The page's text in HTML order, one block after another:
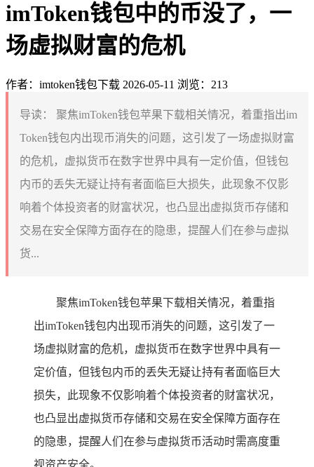
imToken钱包中的币没了，一
场虚拟财富的危机
作者：imtoken钱包下载 2026-05-11 浏览：213
导读：
聚焦imToken钱包苹果下载相关情况，着重指出im
Token钱包内出现币消失的问题，这引发了一场虚拟财富
的危机，虚拟货币在数字世界中具有一定价值，但钱包
内币的丢失无疑让持有者面临巨大损失，此现象不仅影
响着个体投资者的财富状况，也凸显出虚拟货币存储和
交易在安全保障方面存在的隐患，提醒人们在参与虚拟
货...
聚焦imToken钱包苹果下载相关情况，着重指
出imToken钱包内出现币消失的问题，这引发了一
场虚拟财富的危机，虚拟货币在数字世界中具有一
定价值，但钱包内币的丢失无疑让持有者面临巨大
损失，此现象不仅影响着个体投资者的财富状况，
也凸显出虚拟货币存储和交易在安全保障方面存在
的隐患，提醒人们在参与虚拟货币活动时需高度重
视资产安全。